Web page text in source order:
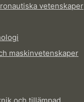
vetenskaper
maskinvetenskaper